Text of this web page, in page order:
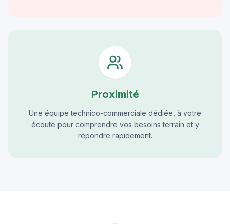
Proximité
Une équipe technico-commerciale dédiée, à votre
écoute pour comprendre vos besoins terrain et y
répondre rapidement.